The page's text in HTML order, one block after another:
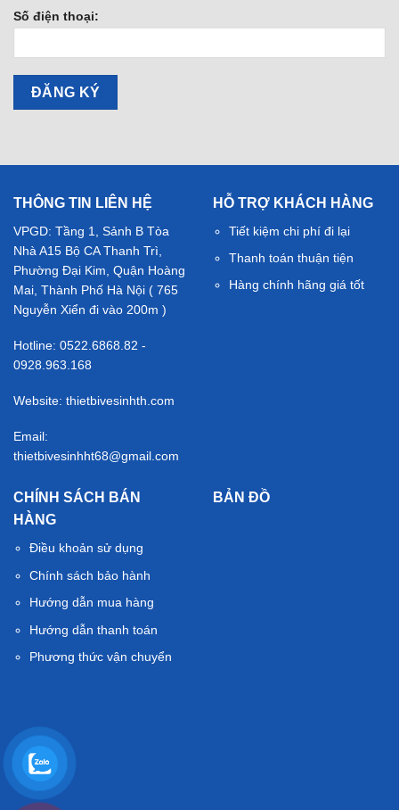
Số điện thoại:
THÔNG TIN LIÊN HỆ
VPGD: Tầng 1, Sảnh B Tòa
Nhà A15 Bộ CA Thanh Trì,
Phường Đại Kim, Quận Hoàng
Mai, Thành Phố Hà Nội ( 765
Nguyễn Xiển đi vào 200m )
Hotline: 0522.6868.82 -
0928.963.168
Website: thietbivesinhth.com
Email:
thietbivesinhht68@gmail.com
HỖ TRỢ KHÁCH HÀNG
Tiết kiệm chi phí đi lại
Thanh toán thuận tiện
Hàng chính hãng giá tốt
CHÍNH SÁCH BÁN
HÀNG
Điều khoản sử dụng
Chính sách bảo hành
Hướng dẫn mua hàng
Hướng dẫn thanh toán
Phương thức vận chuyển
BẢN ĐỒ